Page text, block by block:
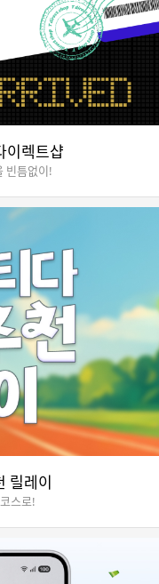
이렉트샵
빈틈없이!
릴레이
스로!